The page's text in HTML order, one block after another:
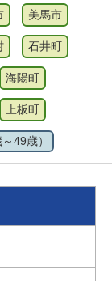
美馬市
石井町
海陽町
上板町
49歳）